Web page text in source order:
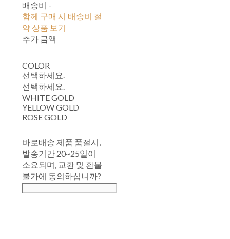
배송비 -
함께 구매 시 배송비 절
약 상품 보기
추가 금액
COLOR
선택하세요.
선택하세요.
WHITE GOLD
YELLOW GOLD
ROSE GOLD
바로배송 제품 품절시,
발송기간 20~25일이
소요되며, 교환 및 환불
불가에 동의하십니까?